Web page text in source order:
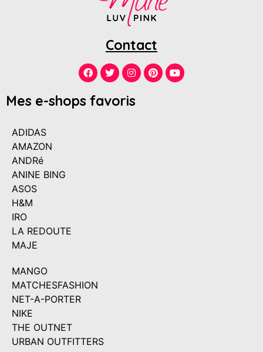
Contact
Mes e-shops favoris
ADIDAS
AMAZON
ANDRé
ANINE BING
ASOS
H&M
IRO
LA REDOUTE
MAJE
MANGO
MATCHESFASHION
NET-A-PORTER
NIKE
THE OUTNET
URBAN OUTFITTERS